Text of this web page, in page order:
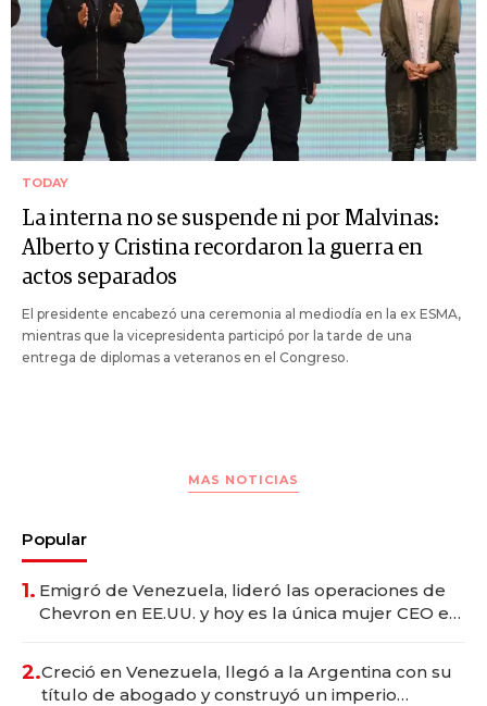
TODAY
La interna no se suspende ni por Malvinas:
Alberto y Cristina recordaron la guerra en
actos separados
El presidente encabezó una ceremonia al mediodía en la ex ESMA,
mientras que la vicepresidenta participó por la tarde de una
entrega de diplomas a veteranos en el Congreso.
MAS NOTICIAS
Popular
1. Emigró de Venezuela, lideró las operaciones de
Chevron en EE.UU. y hoy es la única mujer CEO en
2.Creció en Venezuela, llegó a la Argentina con su
título de abogado y construyó un imperio